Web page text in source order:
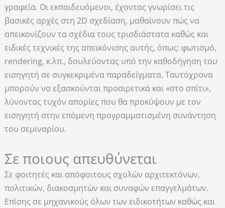
γραφεία. Οι εκπαιδευόμενοι, έχοντας γνωρίσει τις
βασικές αρχές στη 2D σχεδίαση, μαθαίνουν πώς να
απεικονίζουν τα σχέδια τους τρισδιάστατα καθώς και
ειδικές τεχνικές της απεικόνισης αυτής, όπως: φωτισμό,
rendering, κ.λπ., δουλεύοντας υπό την καθοδήγηση του
εισηγητή σε συγκεκριμένα παραδείγματα. Ταυτόχρονα
μπορούν να εξασκούνται προαιρετικά και «στο σπίτι»,
λύνοντας τυχόν απορίες που θα προκύψουν με τον
εισηγητή στην επόμενη προγραμματισμένη συνάντηση
του σεμιναρίου.
Σε ποιους απευθύνεται
Σε φοιτητές και απόφοιτους σχολών αρχιτεκτόνων,
πολιτικών, διακοσμητών και συναφών επαγγελμάτων.
Επίσης σε μηχανικούς όλων των ειδικοτήτων καθώς και